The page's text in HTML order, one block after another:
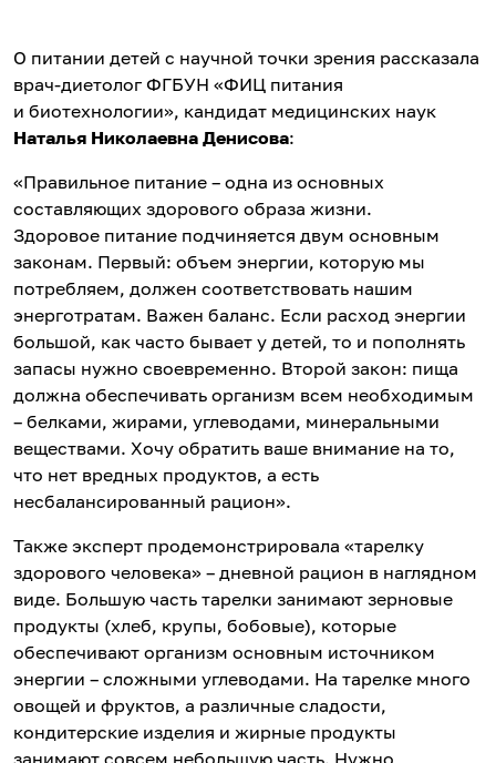
О питании детей с научной точки зрения рассказала
врач-диетолог ФГБУН «ФИЦ питания
и биотехнологии», кандидат медицинских наук
Наталья Николаевна Денисова:
«Правильное питание – одна из основных
составляющих здорового образа жизни.
Здоровое питание подчиняется двум основным
законам. Первый: объем энергии, которую мы
потребляем, должен соответствовать нашим
энерготратам. Важен баланс. Если расход энергии
большой, как часто бывает у детей, то и пополнять
запасы нужно своевременно. Второй закон: пища
должна обеспечивать организм всем необходимым
– белками, жирами, углеводами, минеральными
веществами. Хочу обратить ваше внимание на то,
что нет вредных продуктов, а есть
несбалансированный рацион».
Также эксперт продемонстрировала «тарелку
здорового человека» – дневной рацион в наглядном
виде. Большую часть тарелки занимают зерновые
продукты (хлеб, крупы, бобовые), которые
обеспечивают организм основным источником
энергии – сложными углеводами. На тарелке много
овощей и фруктов, а различные сладости,
кондитерские изделия и жирные продукты